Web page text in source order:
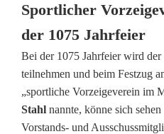
e
r
1
.
S
Sportlicher
der 1075 Jahrfeier
Bei der 1075 Jahrfeier wird
teilnehmen und beim Festzug
„sportliche Vorzeigeverein im
Stahl nannte, könne sich
Vorstands- und